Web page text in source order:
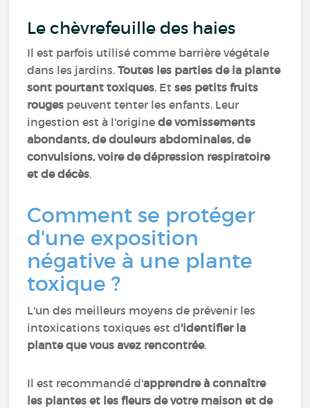
Le chèvrefeuille des haies
Il est parfois utilisé comme barrière végétale
dans les jardins.Toutes les parties de la plante
sont pourtant toxiques. Etses petits fruits
rouges peuvent tenter les enfants. Leur
ingestion est à l'originede vomissements
abondants, de douleurs abdominales, de
convulsions, voire de dépression respiratoire
et de décès.
Comment se protéger
d'une exposition
négative à une plante
toxique ?
L'un des meilleurs moyens de prévenir les
intoxications toxiques est d'identifier la
plante que vous avez rencontrée.
Il est recommandé d'apprendre à connaître
les plantes et les fleurs de votre maison et de